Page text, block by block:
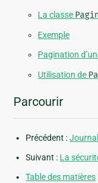
La classe
Exemple
Pagination
Utilisation de
Parcourir
Précédent :
Suivant : La
Table des matières